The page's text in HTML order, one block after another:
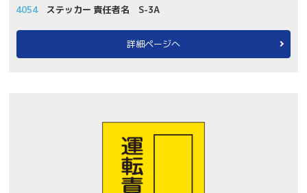
4054 ステッカー 責任者名 S-3A
詳細ページへ